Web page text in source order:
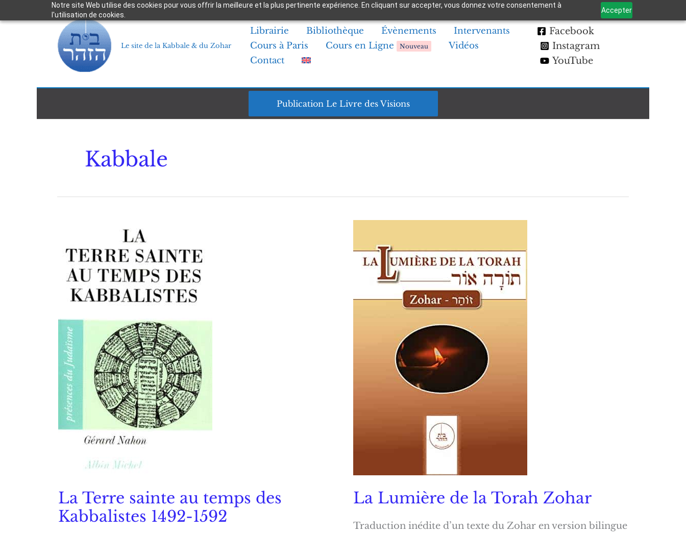
Notre site Web utilise des cookies pour vous offrir la meilleure et la plus pertinente expérience. En cliquant sur accepter, vous donnez votre consentement à
l'utilisation de cookies.
Accepter
au
Le site de la Kabbale & du Zohar
Librairie Bibliothèque Évènements
Intervenants
Cours à Paris
Cours en Ligne Nouveau
Vidéos
Contact
Facebook
Instagram
YouTube
Publication Le Livre des Visions
Kabbale
La Terre sainte au temps des
Kabbalistes 1492-1592
La Lumière de la Torah Zohar
Traduction inédite d’un texte du Zohar en version bilingue